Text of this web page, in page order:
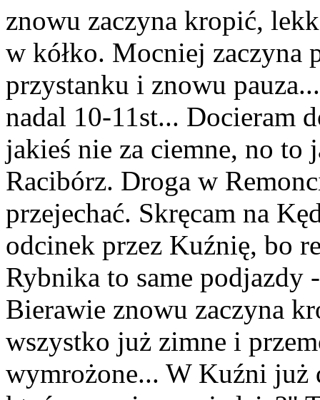
znowu zaczyna kropić,
w kółko. Mocniej zaczyna
przystanku i znowu
nadal 10-11st... Docieram
jakieś nie za ciemne, no to
Racibórz. Droga w
przejechać. Skręcam na
odcinek przez Kuźnię, bo
Rybnika to same podjazdy
Bierawie znowu zaczyna
wszystko już zimne i
wymrożone... W Kuźni już